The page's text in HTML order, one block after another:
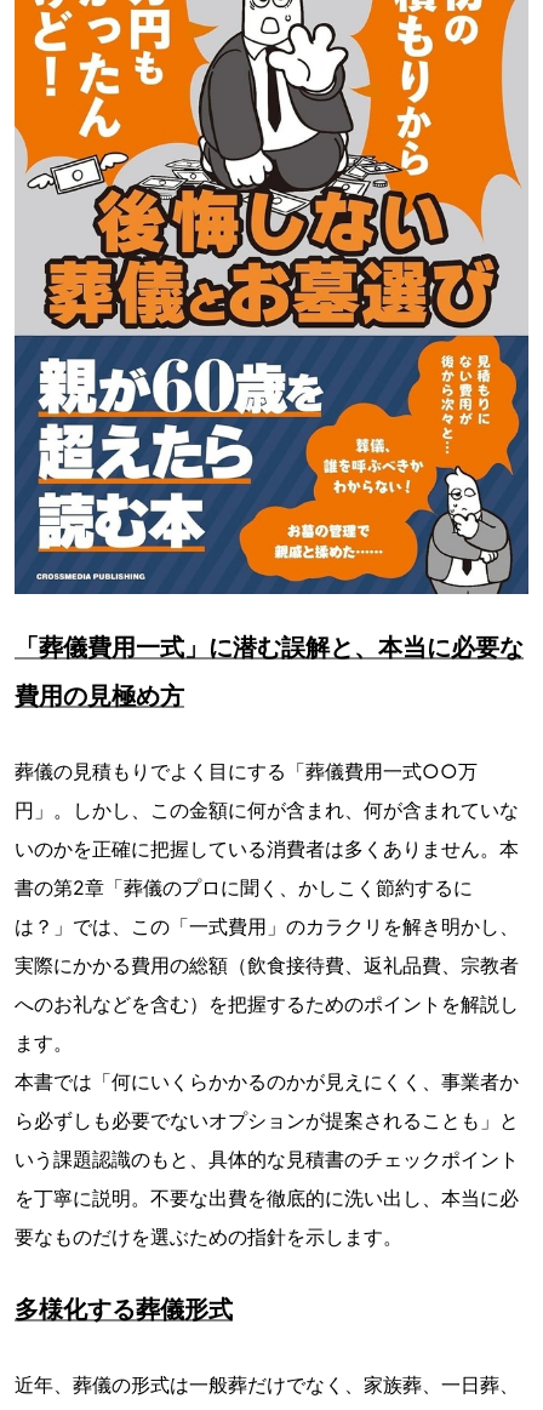
「葬儀費用一式」に潜む誤解と、本当に必要な
費用の見極め方
葬儀の見積もりでよく目にする「葬儀費用一式○○万
円」。しかし、この金額に何が含まれ、何が含まれていな
いのかを正確に把握している消費者は多くありません。本
書の第2章「葬儀のプロに聞く、かしこく節約するに
は？」では、この「一式費用」のカラクリを解き明かし、
実際にかかる費用の総額（飲食接待費、返礼品費、宗教者
へのお礼などを含む）を把握するためのポイントを解説し
ます。
本書では「何にいくらかかるのかが見えにくく、事業者か
ら必ずしも必要でないオプションが提案されることも」と
いう課題認識のもと、具体的な見積書のチェックポイント
を丁寧に説明。不要な出費を徹底的に洗い出し、本当に必
要なものだけを選ぶための指針を示します。
多様化する葬儀形式
近年、葬儀の形式は一般葬だけでなく、家族葬、一日葬、